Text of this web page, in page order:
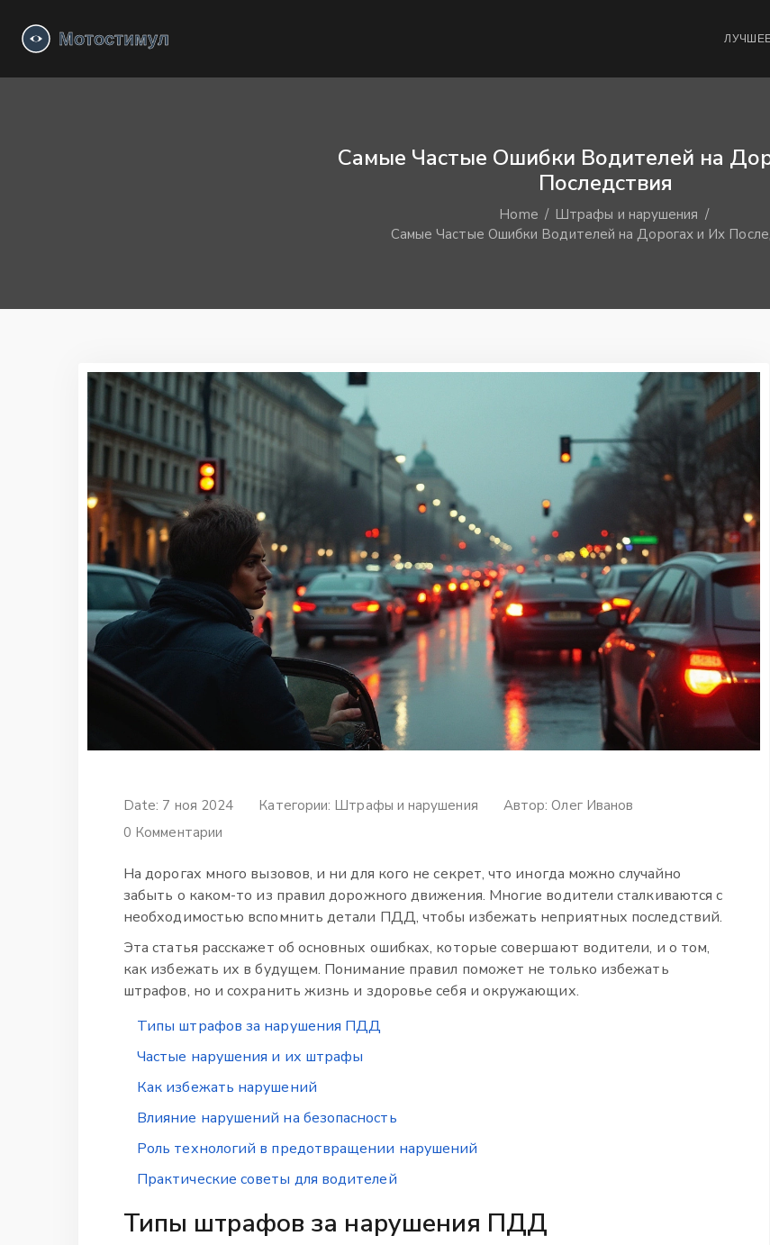
Самые Частые Ошибки Водителей на
Последствия
Home
Штрафы и нарушения
Самые Частые Ошибки Водителей на Дорогах и Их
Date: 7 ноя 2024 Категории: Штрафы и нарушения Автор:Олег Иванов
0 Комментарии
На дорогах много вызовов, и ни для кого не секрет, что иногда можно случайно
забыть о каком-то из правил дорожного движения. Многие водители сталкиваются с
необходимостью вспомнить детали ПДД, чтобы избежать неприятных последствий.
Эта статья расскажет об основных ошибках, которые совершают водители, и о том,
как избежать их в будущем. Понимание правил поможет не только избежать
штрафов, но и сохранить жизнь и здоровье себя и окружающих.
Типы штрафов за нарушения ПДД
Частые нарушения и их штрафы
Как избежать нарушений
Влияние нарушений на безопасность
Роль технологий в предотвращении нарушений
Практические советы для водителей
Типы штрафов за нарушения ПДД